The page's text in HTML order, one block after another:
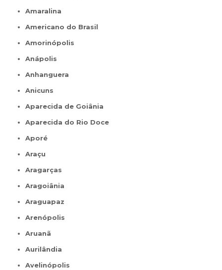
Amaralina
Americano do Brasil
Amorinópolis
Anápolis
Anhanguera
Anicuns
Aparecida de Goiânia
Aparecida do Rio Doce
Aporé
Araçu
Aragarças
Aragoiânia
Araguapaz
Arenópolis
Aruanã
Aurilândia
Avelinópolis